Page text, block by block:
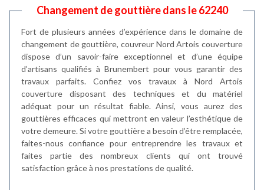
Changement de gouttière dans le 62240
Fort de plusieurs années d’expérience dans le domaine de
changement de gouttière, couvreur Nord Artois couverture
dispose d’un savoir-faire exceptionnel et d’une équipe
d’artisans qualifiés à Brunembert pour vous garantir des
travaux parfaits. Confiez vos travaux à Nord Artois
couverture disposant des techniques et du matériel
adéquat pour un résultat fiable. Ainsi, vous aurez des
gouttières efficaces qui mettront en valeur l’esthétique de
votre demeure. Si votre gouttière a besoin d’être remplacée,
faites-nous confiance pour entreprendre les travaux et
faites partie des nombreux clients qui ont trouvé
satisfaction grâce à nos prestations de qualité.